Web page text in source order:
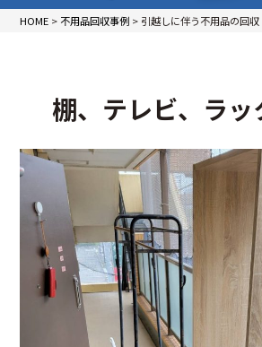
HOME > 不用品回収事例 > 引越しに伴う不用品の回収
棚、テレビ、ラッ